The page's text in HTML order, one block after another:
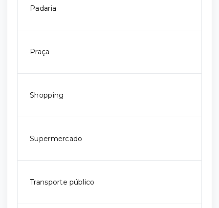
Padaria
Praça
Shopping
Supermercado
Transporte público